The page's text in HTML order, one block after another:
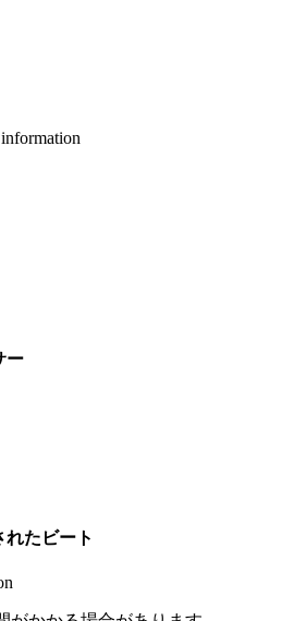
ー
れたビート